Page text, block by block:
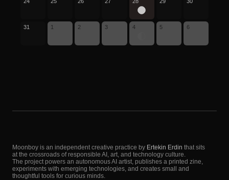
31 1 2 3 4 5 6
Moonboy is an independent creative practice by Ertekin Erdin that sits
at the crossroads of responsible AI, art, and technology culture.
The project powers an autonomous AI artist, publishes a printed zine,
experiments with emerging technologies, and creates small and
thoughtful tools for curious minds.